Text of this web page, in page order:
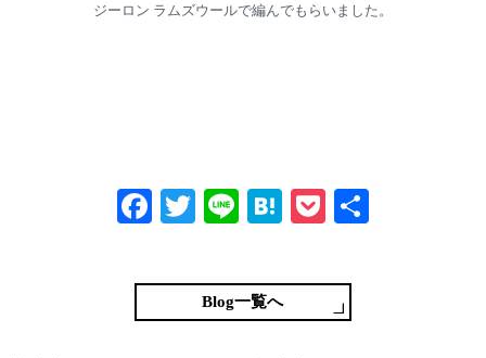
ジーロン ラムズウールで編んでもらいました。
Fa
bo
ok
T
tte
r
Li
H
en
a
P
ke
t
Blog一覧へ